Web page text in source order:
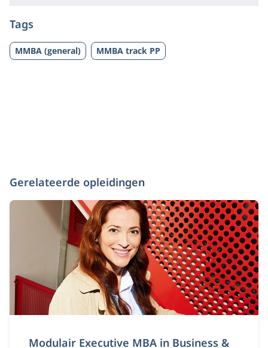
Tags
MMBA (general) MMBA track PP
Gerelateerde opleidingen
Modulair Executive MBA in Business &